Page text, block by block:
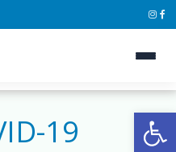
19